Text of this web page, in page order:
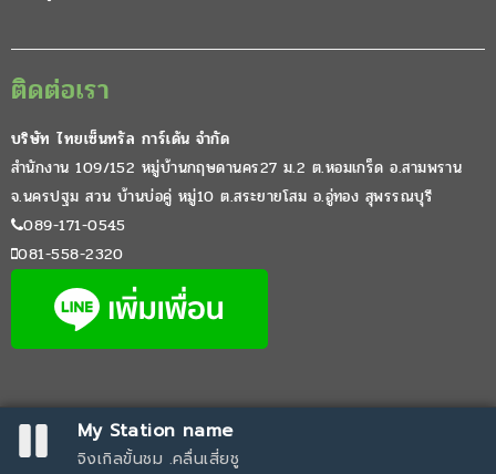
ติดต่อเรา
บริษัท ไทยเซ็นทรัล การ์เด้น จำกัด
สำนักงาน 109/152 หมู่บ้านกฤษดานคร27 ม.2 ต.หอมเกร็ด อ.สามพราน
จ.นครปฐม สวน บ้านบ่อคู่ หมู่10 ต.สระยายโสม อ.อู่ทอง สุพรรณบุรี
089-171-0545
081-558-2320
© สงวนลิขสิทธิ์ ขายพันธุ์ไม้ราคาถูก จัดส่งถึงบ้านเก็บเงินปลายทาง 2026
My Station name
จิงเกิลขั้นชม .คลื่นเสี่ยชู